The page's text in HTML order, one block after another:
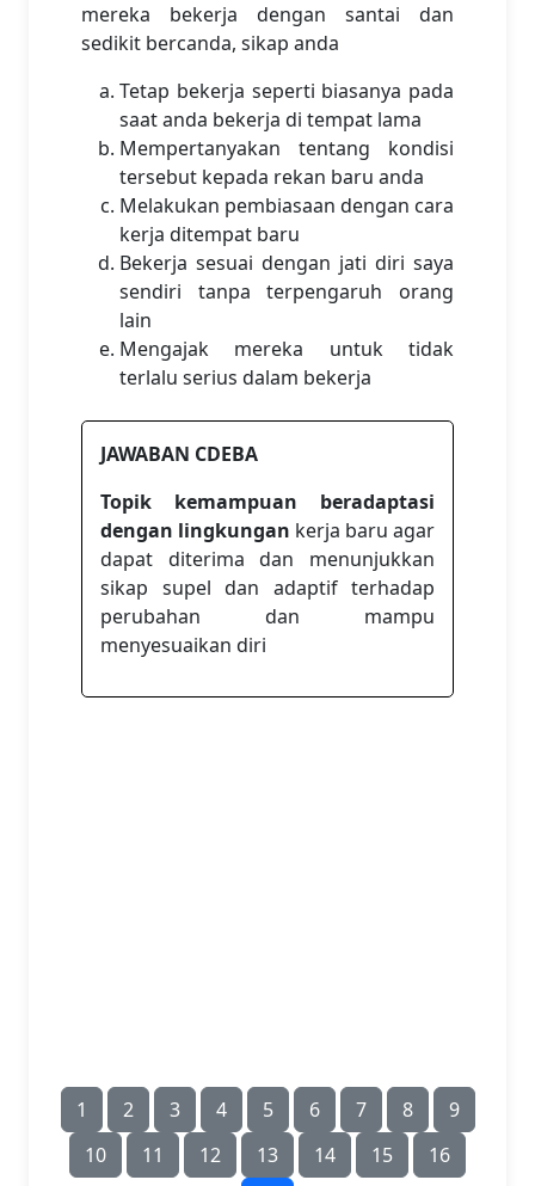
mereka bekerja dengan santai dan
sedikit bercanda, sikap anda
Tetap bekerja seperti biasanya pada
saat anda bekerja di tempat lama
Mempertanyakan tentang kondisi
tersebut kepada rekan baru anda
Melakukan pembiasaan dengan cara
kerja ditempat baru
Bekerja sesuai dengan jati diri saya
sendiri tanpa terpengaruh orang
lain
Mengajak mereka untuk tidak
terlalu serius dalam bekerja
JAWABAN CDEBA
Topik kemampuan beradaptasi
dengan lingkungan kerja baru agar
dapat diterima dan menunjukkan
sikap supel dan adaptif terhadap
perubahan dan mampu
menyesuaikan diri
1 2 3 4 5 6 7 8
9
10
11 12 13 14 15
16